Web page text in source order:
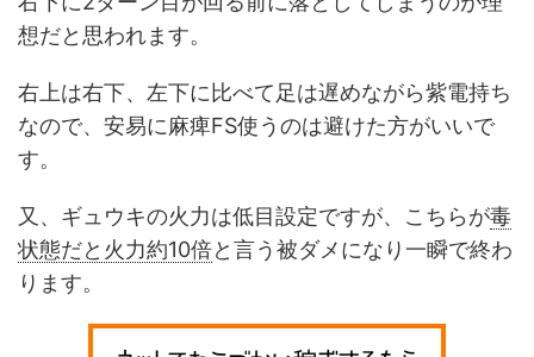
想だと思われます。
右上は右下、左下に比べて足は遅めながら紫電持ち
なので、安易に麻痺FS使うのは避けた方がいいで
す。
又、ギュウキの火力は低目設定ですが、こちらが毒
状態だと火力約10倍と言う被ダメになり一瞬で終わ
ります。